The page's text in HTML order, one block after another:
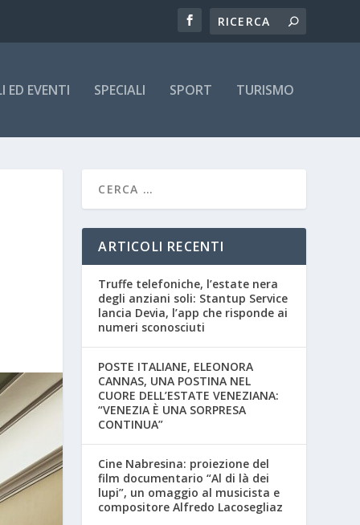
ED EVENTI SPECIALI SPORT TURISMO
ARTICOLI RECENTI
Truffe telefoniche, l’estate nera
degli anziani soli: Stantup Service
lancia Devia, l’app che risponde ai
numeri sconosciuti
POSTE ITALIANE, ELEONORA
CANNAS, UNA POSTINA NEL
CUORE DELL’ESTATE VENEZIANA:
“VENEZIA È UNA SORPRESA
CONTINUA”
Cine Nabresina: proiezione del
film documentario “Al di là dei
lupi”, un omaggio al musicista e
compositore Alfredo Lacosegliaz